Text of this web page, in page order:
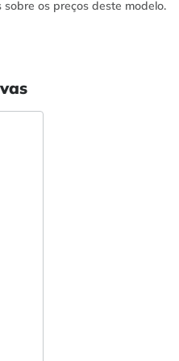
os preços deste modelo.